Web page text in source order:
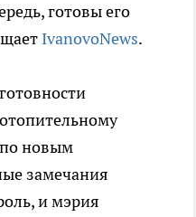
готовы его
IvanovoNews.
по новым
замечания
и мэрия